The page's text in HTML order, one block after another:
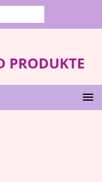
PRODUKTE